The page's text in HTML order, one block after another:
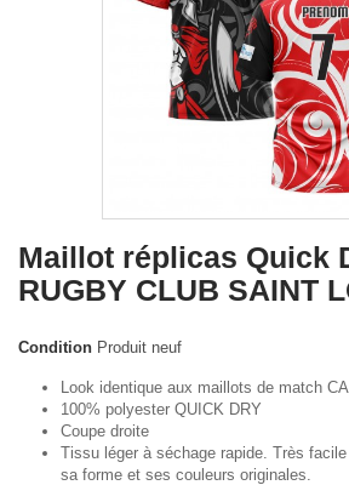
Maillot réplicas Quick
RUGBY CLUB SAINT
Condition Produit neuf
Look identique aux maillots de match
100% polyester QUICK DRY
Coupe droite
Tissu léger à séchage rapide. Très
sa forme et ses couleurs originales.